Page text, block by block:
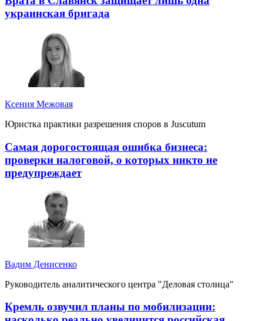
украинская бригада
Ксения Межовая
Юристка практики разрешения споров в Juscutum
Самая дорогостоящая ошибка бизнеса:
проверки налоговой, о которых никто не
предупреждает
Вадим Денисенко
Руководитель аналитического центра "Деловая столица"
Кремль озвучил планы по мобилизации: